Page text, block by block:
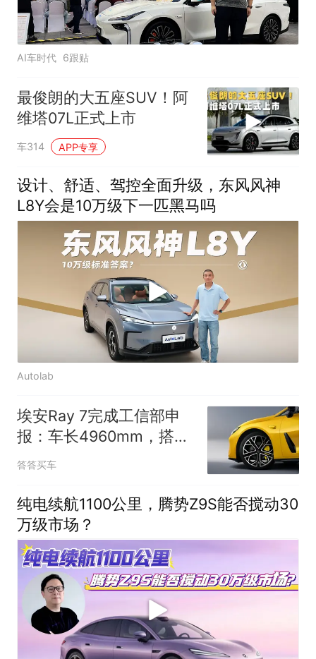
AI车时代 6跟贴
最俊朗的大五座SUV！阿
维塔07L正式上市
车314 APP专享
设计、舒适、驾控全面升级，东风风神
L8Y会是10万级下一匹黑马吗
Autolab
埃安Ray 7完成工信部申
报：车长4960mm，搭载
华为电机
答答买车
纯电续航1100公里，腾势Z9S能否搅动30
万级市场？